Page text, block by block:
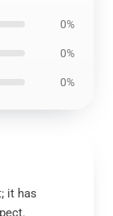
0%
0%
0%
it has